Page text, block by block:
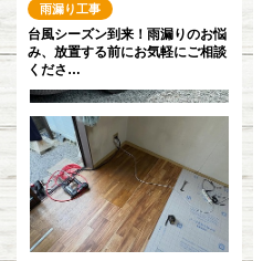
雨漏り工事
台風シーズン到来！雨漏りのお悩
み、放置する前にお気軽にご相談
くださ…
お風呂工事 洗面工事
砕石敷きで駐車場をリフレッシュ
🔧